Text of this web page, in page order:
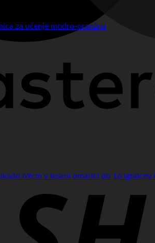
za učenje modro-oranžna
69cm v leseni omarici do 16 igralcev